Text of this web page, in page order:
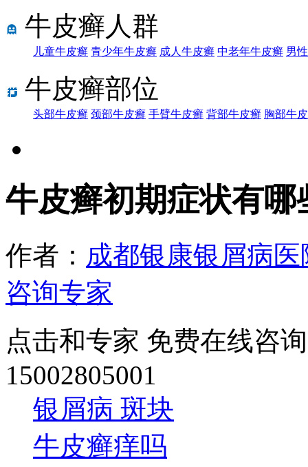
牛皮癣人群
儿童牛皮癣 青少年牛皮癣 成人牛皮癣 中老年牛皮癣 男
牛皮癣部位
头部牛皮癣 颈部牛皮癣 手臂牛皮癣 背部牛皮癣 胸部牛
牛皮癣初期症状有哪
作者： 成都银康银屑病医
咨询专家
点击和专家 免费在线咨
15002805001
银屑病 斑块
牛皮癣痒吗